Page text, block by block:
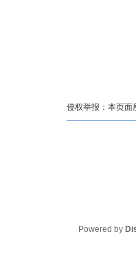
侵权举报：本页面
Powered by